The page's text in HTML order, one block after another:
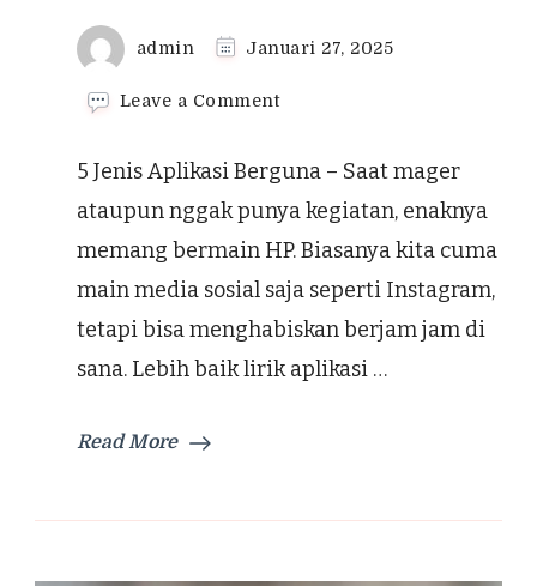
admin Januari 27, 2025
Leave a Commenton
Aplikasi
Berguna
dan
Terbaik
untuk
Mengisi
Waktu
5 Jenis Aplikasi Berguna – Saat mager
ataupun nggak punya kegiatan, enaknya
memang bermain HP. Biasanya kita cuma
main media sosial saja seperti Instagram,
tetapi bisa menghabiskan berjam jam di
sana. Lebih baik lirik aplikasi …
Read More